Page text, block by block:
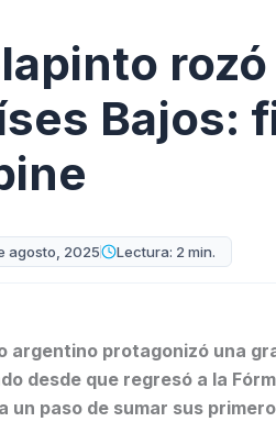
Bajos:
agosto, 2025 Lectura: 2 min.
argentino protagonizó una
desde que regresó a la
un paso de sumar sus